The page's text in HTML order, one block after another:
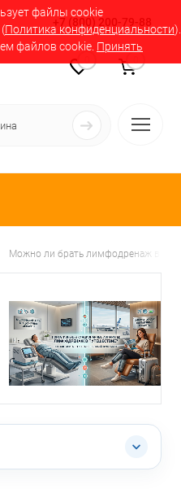
файлы cookie
Политика конфиденциальности).
файлов cookie. Принять
+7 (800) 200-79-88
Можно ли брать лимфодренаж в